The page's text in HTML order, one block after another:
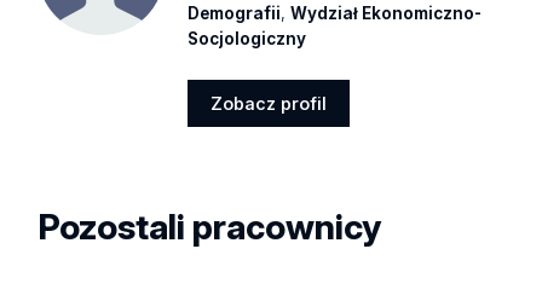
Demografii,Wydział Ekonomiczno-
Socjologiczny
Zobacz profil
Pozostali pracownicy